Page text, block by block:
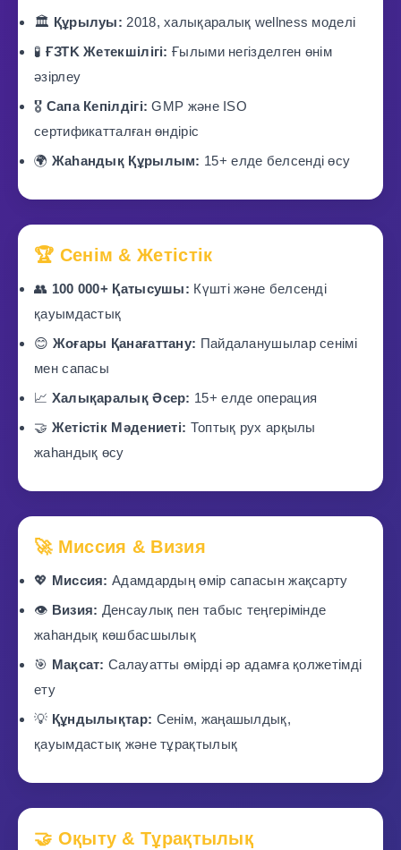
🏛️ Құрылуы: 2018, халықаралық wellness моделі
🧪 ҒЗТK Жетекшілігі: Ғылыми негізделген өнім
әзірлеу
🎖️ Сапа Кепілдігі: GMP және ISO
сертификатталған өндіріс
🌍 Жаһандық Құрылым: 15+ елде белсенді өсу
🏆 Сенім & Жетістік
👥 100 000+ Қатысушы: Күшті және белсенді
қауымдастық
😊 Жоғары Қанағаттану: Пайдаланушылар сенімі
мен сапасы
📈 Халықаралық Әсер: 15+ елде операция
🤝 Жетістік Мәдениеті: Топтық рух арқылы
жаһандық өсу
🚀 Миссия & Визия
💖 Миссия: Адамдардың өмір сапасын жақсарту
👁️ Визия: Денсаулық пен табыс теңгерімінде
жаһандық көшбасшылық
🎯 Мақсат: Салауатты өмірді әр адамға қолжетімді
ету
💡 Құндылықтар: Сенім, жаңашылдық,
қауымдастық және тұрақтылық
🤝 Оқыту & Тұрақтылық